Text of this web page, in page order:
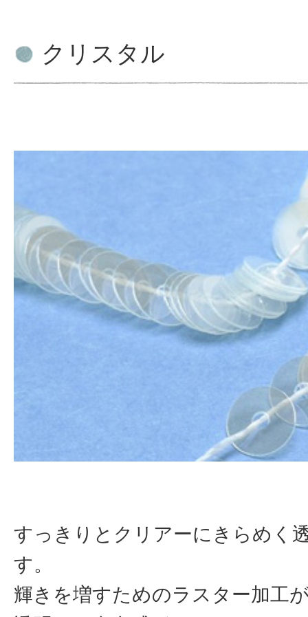
クリスタル
すっきりとクリアーにきらめく
す。
輝きを増すためのラスター加工